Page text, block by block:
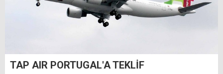
TAP AIR PORTUGAL'A TEKLİF